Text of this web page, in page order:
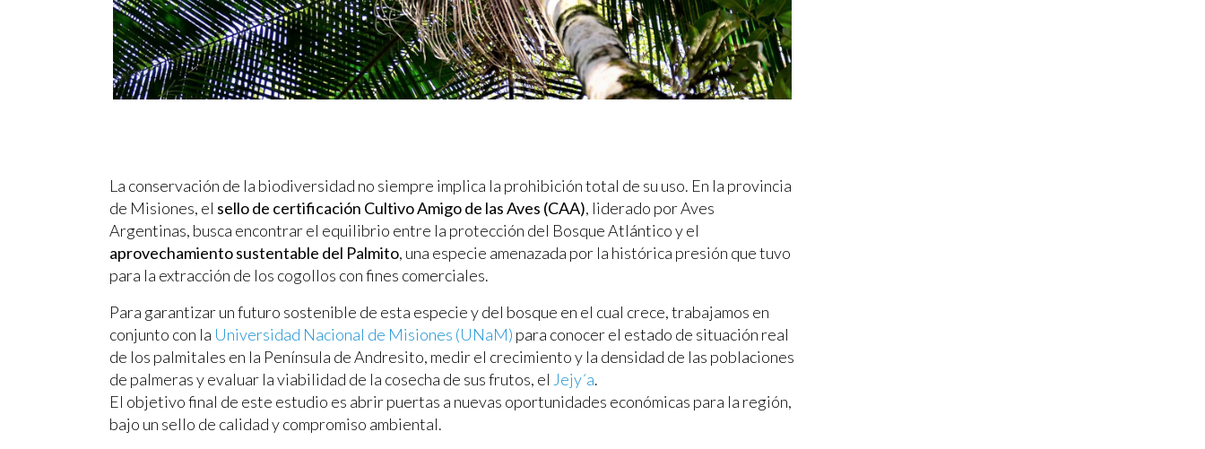
La conservación de la biodiversidad no siempre implica la prohibición total de su uso. En la provincia
de Misiones, el sello de certificación Cultivo Amigo de las Aves (CAA), liderado por Aves
Argentinas, busca encontrar el equilibrio entre la protección del Bosque Atlántico y el
aprovechamiento sustentable del Palmito, una especie amenazada por la histórica presión que tuvo
para la extracción de los cogollos con fines comerciales.
Para garantizar un futuro sostenible de esta especie y del bosque en el cual crece, trabajamos en
conjunto con la Universidad Nacional de Misiones (UNaM) para conocer el estado de situación real
de los palmitales en la Península de Andresito, medir el crecimiento y la densidad de las poblaciones
de palmeras y evaluar la viabilidad de la cosecha de sus frutos, el Jejy´a.
El objetivo final de este estudio es abrir puertas a nuevas oportunidades económicas para la región,
bajo un sello de calidad y compromiso ambiental.